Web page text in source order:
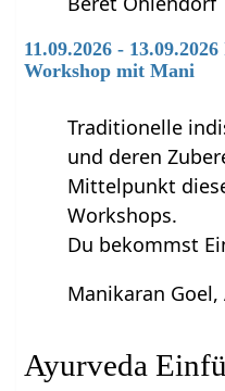
11.09.2026 -
Workshop mit Mani
Traditionelle
und deren
Mittelpunkt
Workshops.
Du bekommst
Manikaran
Ayurveda